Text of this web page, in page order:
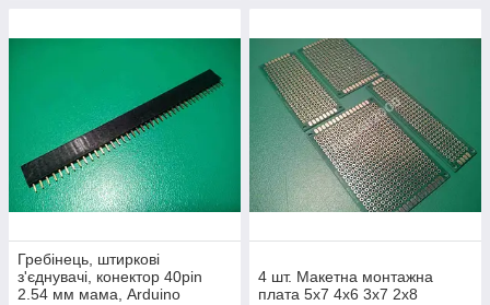
Гребінець, штиркові
з'єднувачі, конектор 40pin
2.54 мм мама, Arduino
4 шт. Макетна монтажна
плата 5x7 4x6 3x7 2x8